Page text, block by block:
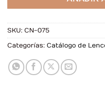
SKU: CN-075
Categorías: Catálogo de